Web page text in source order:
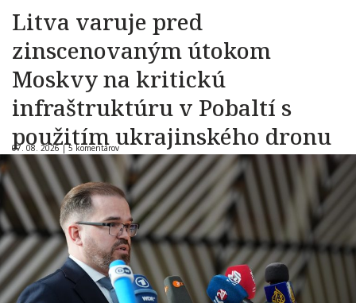
Litva varuje pred
zinscenovaným útokom
Moskvy na kritickú
infraštruktúru v Pobaltí s
použitím ukrajinského dronu
07. 08. 2026 |5 komentárov